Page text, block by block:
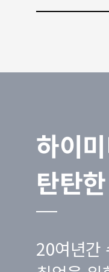
하이
탄탄
20여년간